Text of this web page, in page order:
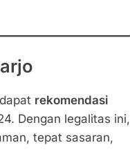
rekomendasi
Dengan legalitas ini,
tepat sasaran,